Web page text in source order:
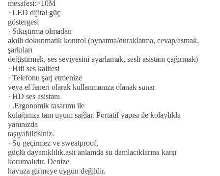
mesafesi:>10M
· LED dijital güç
göstergesi
· Sıkıştırma olmadan
akıllı dokunmatik kontrol (oynatma/duraklatma, cevap/asmak,
şarkıları
değiştirmek, ses seviyesini ayarlamak, sesli asistanı çağırmak)
· Hifi ses kalitesi
· Telefonu şarj etmenize
veya el feneri olarak kullanmanıza olanak sunar
· HD ses asistanı
· .Ergonomik tasarımı ile
kulağınıza tam uyum sağlar. Portatif yapısı ile kolaylıkla
yanınızda
taşıyabilrisiniz.
· Su geçirmez ve sweatproof,
güçlü dayanıklılık.asit anlamda su damlacıklarına karşı
korumalıdır. Denize
havuza girmeye uygun değildir.